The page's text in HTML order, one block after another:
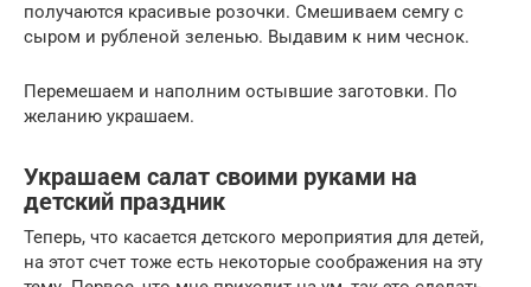
получаются красивые розочки. Смешиваем семгу с
сыром и рубленой зеленью. Выдавим к ним чеснок.
Перемешаем и наполним остывшие заготовки. По
желанию украшаем.
Украшаем салат своими руками на
детский праздник
Теперь, что касается детского мероприятия для детей,
на этот счет тоже есть некоторые соображения на эту